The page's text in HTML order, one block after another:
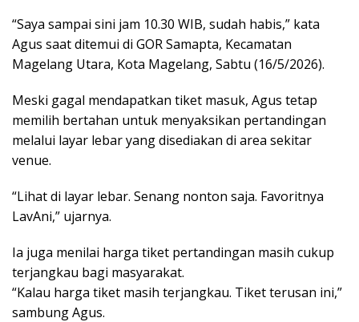
“Saya sampai sini jam 10.30 WIB, sudah habis,” kata
Agus saat ditemui di GOR Samapta, Kecamatan
Magelang Utara, Kota Magelang, Sabtu (16/5/2026).
Meski gagal mendapatkan tiket masuk, Agus tetap
memilih bertahan untuk menyaksikan pertandingan
melalui layar lebar yang disediakan di area sekitar
venue.
“Lihat di layar lebar. Senang nonton saja. Favoritnya
LavAni,” ujarnya.
Ia juga menilai harga tiket pertandingan masih cukup
terjangkau bagi masyarakat.
“Kalau harga tiket masih terjangkau. Tiket terusan ini,”
sambung Agus.